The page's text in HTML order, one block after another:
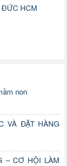
ĐỨC HCM
non
VÀ ĐẶT HÀNG
– CƠ HỘI LÀM